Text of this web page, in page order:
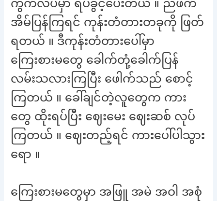
ကွက်လပ်မှာ ရပ်ခွင့်ပေးတယ် ။ ညဖက်
အိမ်ပြန်ကြရင် ကုန်းတံတားတခုကို ဖြတ်
ရတယ် ။ ဒီကုန်းတံတားပေါ်မှာ
ကြေးစားမတွေ ခေါက်တုံ့ခေါက်ပြန်
လမ်းသလားကြပြီး ဖေါက်သည် စောင့်
ကြတယ် ။ ခေါ်ချင်တဲ့လူတွေက ကား
တွေ ထိုးရပ်ပြီး ဈေးမေး ဈေးဆစ် လုပ်
ကြတယ် ။ ဈေးတည့်ရင် ကားပေါ်ပါသွား
ရော ။
ကြေးစားမတွေမှာ အဖြူ အမဲ အဝါ အစုံ